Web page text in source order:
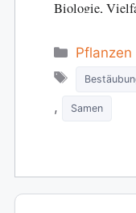
Biologie,
Pflanzen
Tags
, Samen